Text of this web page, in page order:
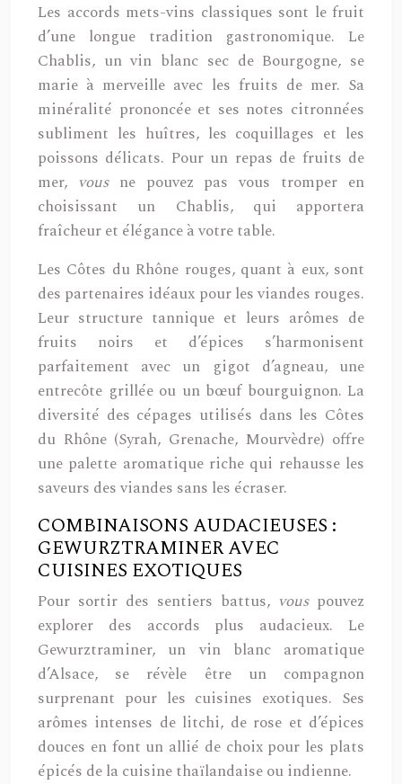
Les accords mets-vins classiques sont le fruit
d’une longue tradition gastronomique. Le
Chablis, un vin blanc sec de Bourgogne, se
marie à merveille avec les fruits de mer. Sa
minéralité prononcée et ses notes citronnées
subliment les huîtres, les coquillages et les
poissons délicats. Pour un repas de fruits de
mer, vous ne pouvez pas vous tromper en
choisissant un Chablis, qui apportera
fraîcheur et élégance à votre table.
Les Côtes du Rhône rouges, quant à eux, sont
des partenaires idéaux pour les viandes rouges.
Leur structure tannique et leurs arômes de
fruits noirs et d’épices s’harmonisent
parfaitement avec un gigot d’agneau, une
entrecôte grillée ou un bœuf bourguignon. La
diversité des cépages utilisés dans les Côtes
du Rhône (Syrah, Grenache, Mourvèdre) offre
une palette aromatique riche qui rehausse les
saveurs des viandes sans les écraser.
COMBINAISONS AUDACIEUSES :
GEWURZTRAMINER AVEC
CUISINES EXOTIQUES
Pour sortir des sentiers battus, vous pouvez
explorer des accords plus audacieux. Le
Gewurztraminer, un vin blanc aromatique
d’Alsace, se révèle être un compagnon
surprenant pour les cuisines exotiques. Ses
arômes intenses de litchi, de rose et d’épices
douces en font un allié de choix pour les plats
épicés de la cuisine thaïlandaise ou indienne.